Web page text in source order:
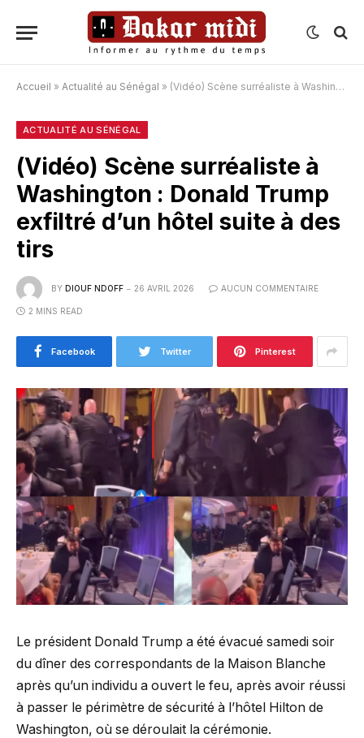
Accueil » Actualité au Sénégal » (Vidéo) Scène surréaliste à Washington : Donald Trump exfiltré d’un hôtel suite à des tirs
ACTUALITÉ AU SÉNÉGAL
(Vidéo) Scène surréaliste à
Washington : Donald Trump
exfiltré d’un hôtel suite à des
tirs
BY DIOUF NDOFF 26 AVRIL 2026 AUCUN COMMENTAIRE
2 MINS READ
Facebook Twitter Pinterest
Le président Donald Trump a été évacué samedi soir
du dîner des correspondants de la Maison Blanche
après qu’un individu a ouvert le feu, après avoir réussi
à passer le périmètre de sécurité à l’hôtel Hilton de
Washington, où se déroulait la cérémonie.